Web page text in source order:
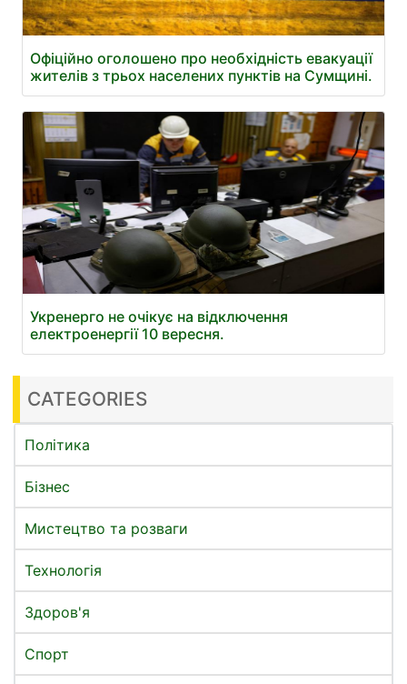
Офіційно оголошено про необхідність евакуації
жителів з трьох населених пунктів на Сумщині.
Укренерго не очікує на відключення
електроенергії 10 вересня.
CATEGORIES
Політика
Бізнес
Мистецтво та розваги
Технологія
Здоров'я
Спорт